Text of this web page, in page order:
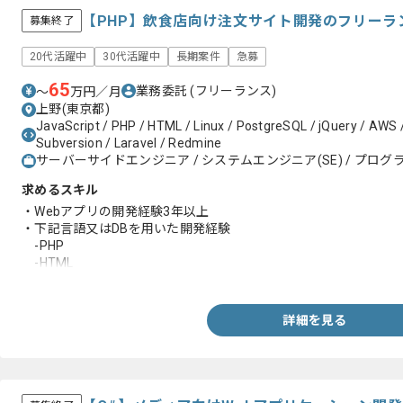
募集終了 【PHP】飲食店向け注文サイト開発のフリー
20代活躍中 30代活躍中 長期案件 急募
〜65万円／月 業務委託(フリーランス)
上野(東京都)
JavaScript / PHP / HTML / Linux / PostgreSQL / jQuery /
Subversion / Laravel / Redmine
サーバーサイドエンジニア / システムエンジニア(SE) / プログ
求めるスキル
・Webアプリの開発経験3年以上
・下記言語又はDBを用いた開発経験
-PHP
-HTML
詳細を見る